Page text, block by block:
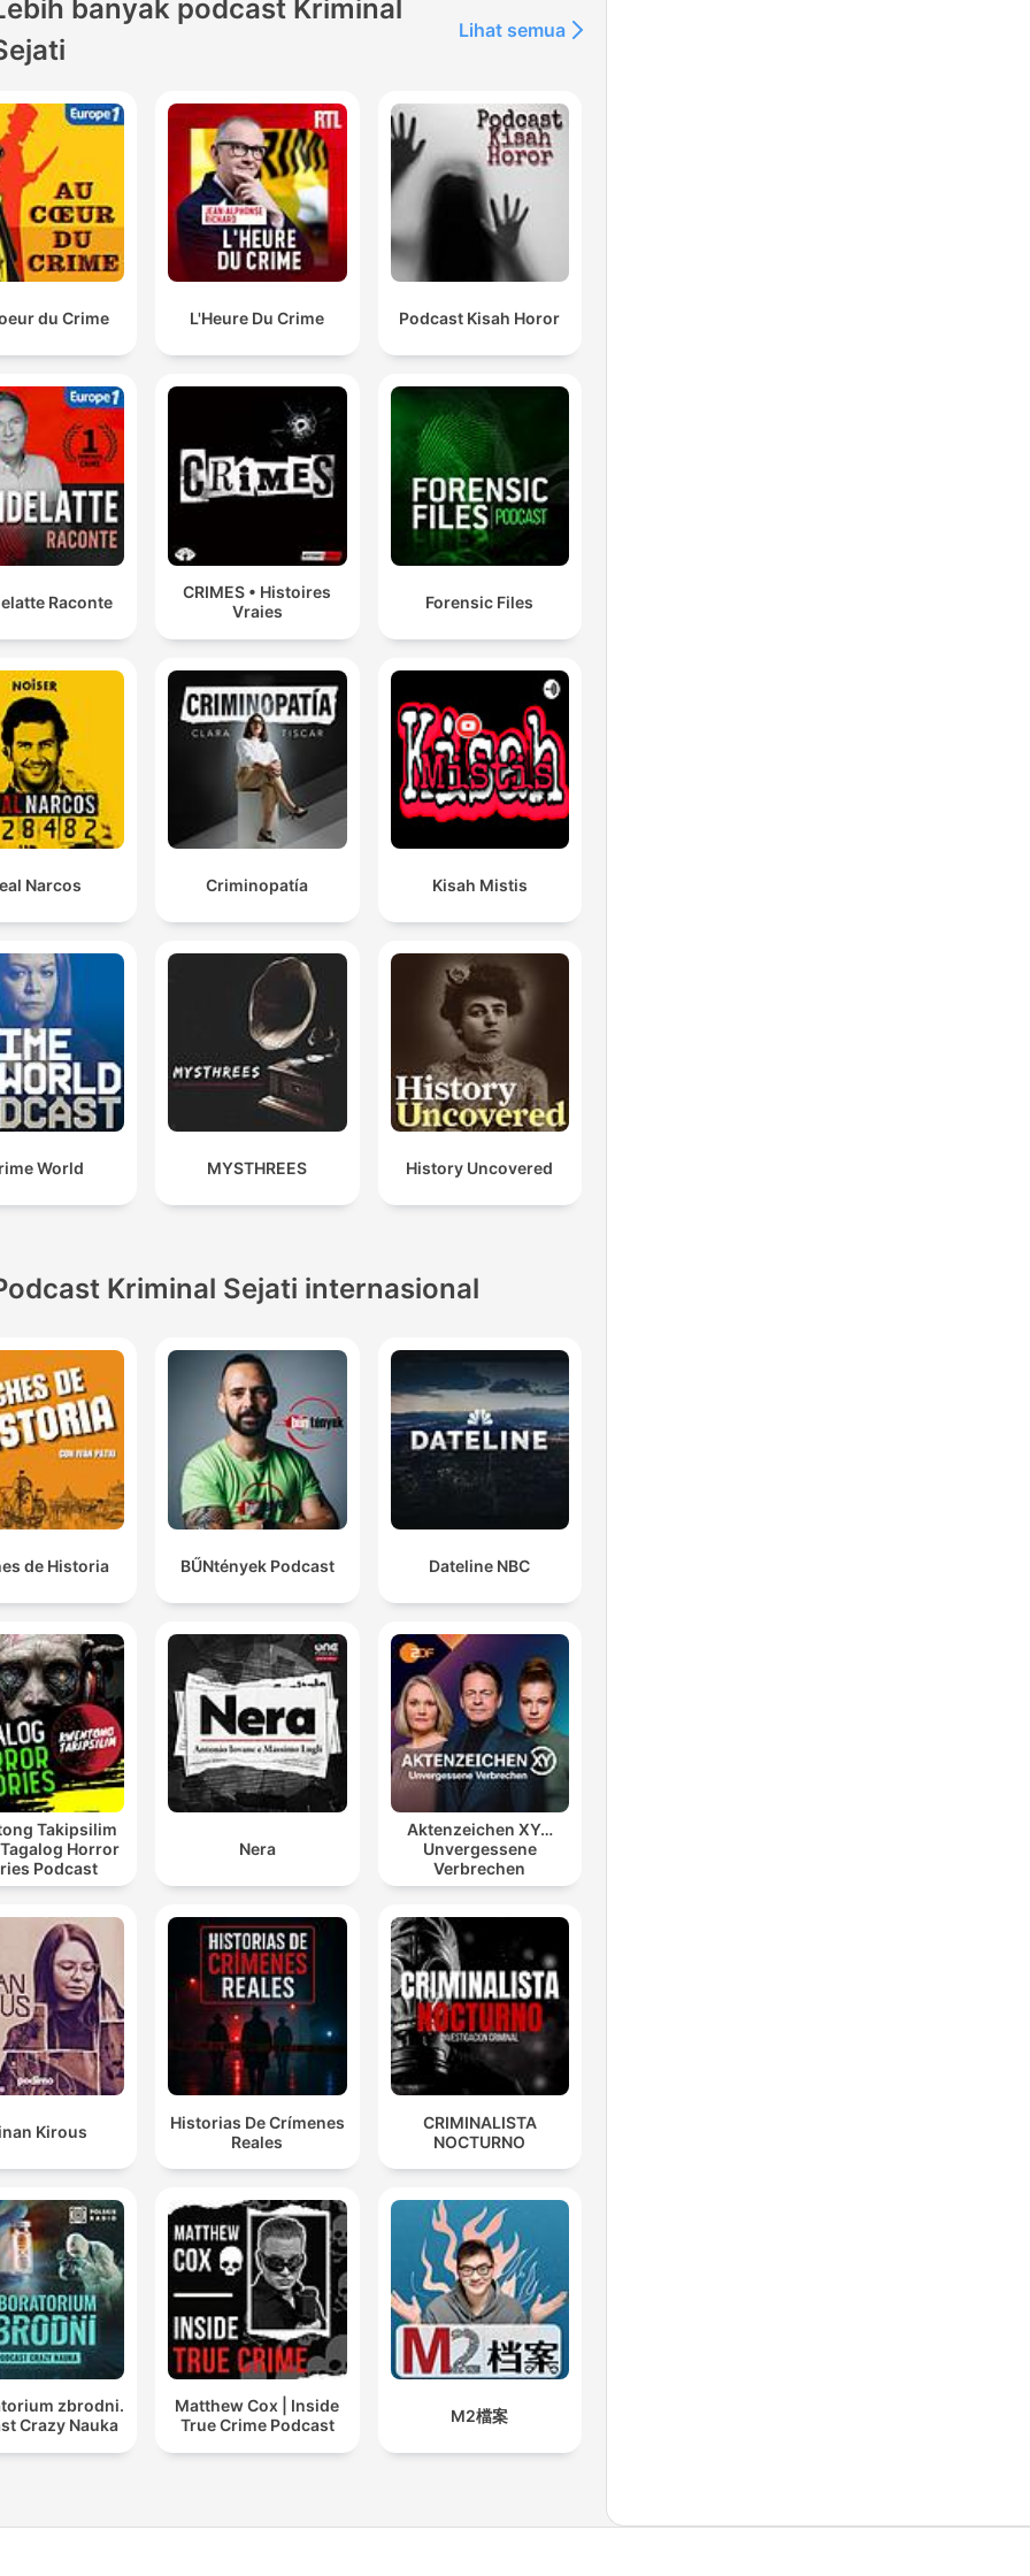
banyak podcast Kriminal
Lihat semua
du Crime L'Heure Du Crime Podcast Kisah Horor
Raconte
CRIMES • Histoires
Vraies
Forensic Files
Narcos Criminopatía Kisah Mistis
World MYSTHREES History Uncovered
Kriminal Sejati internasional
de Historia BŰNtények Podcast Dateline NBC
Takipsilim
Horror
Podcast
Nera
Aktenzeichen XY…
Unvergessene
Verbrechen
Kirous
Historias De Crímenes
Reales
CRIMINALISTA
NOCTURNO
zbrodni.
Crazy Nauka
Matthew Cox | Inside
True Crime Podcast
M2檔案